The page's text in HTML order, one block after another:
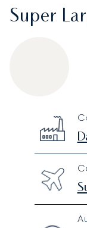
Super
Technical